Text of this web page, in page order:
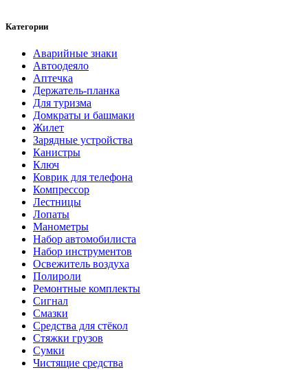
Категории
Аварийные знаки
Автоодеяло
Аптечка
Держатель-планка
Для туризма
Домкраты и башмаки
Жилет
Зарядные устройства
Канистры
Ключ
Коврик для телефона
Компрессор
Лестницы
Лопаты
Манометры
Набор автомобилиста
Набор инструментов
Освежитель воздуха
Полироли
Ремонтные комплекты
Сигнал
Смазки
Средства для стёкол
Стяжки грузов
Сумки
Чистящие средства